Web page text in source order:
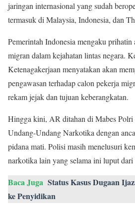
jaringan internasional yang sudah
termasuk di Malaysia, Indonesia, dan
Pemerintah Indonesia mengaku prihatin
migran dalam kejahatan lintas negara.
Ketenagakerjaan menyatakan akan
pengawasan terhadap calon pekerja
rekam jejak dan tujuan keberangkatan.
Hingga kini, AR ditahan di Mabes Polri
Undang-Undang Narkotika dengan
pidana mati. Polisi masih menelusuri
narkotika lain yang selama ini luput dari
Baca Juga Status Kasus Dugaan
ke Penyidikan